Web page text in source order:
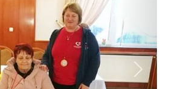
weiter